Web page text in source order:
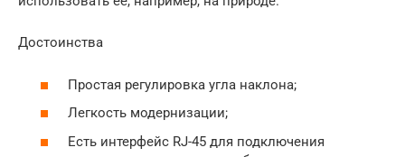
Достоинства
Простая регулировка угла наклона;
Легкость модернизации;
Есть интерфейс RJ-45 для подключения